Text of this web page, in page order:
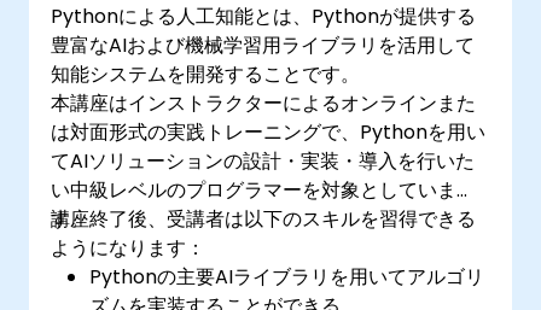
す。
Pythonによる人工知能とは、Pythonが提供する
豊富なAIおよび機械学習用ライブラリを活用して
知能システムを開発することです。
本講座はインストラクターによるオンラインまた
は対面形式の実践トレーニングで、Pythonを用い
てAIソリューションの設計・実装・導入を行いた
い中級レベルのプログラマーを対象としていま
す。
講座終了後、受講者は以下のスキルを習得できる
ようになります：
Pythonの主要AIライブラリを用いてアルゴリ